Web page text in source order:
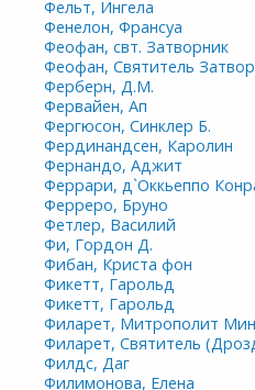
Фельт, Ингела
Фенелон, Франсуа
Феофан, свт. Затворник
Феофан, Святитель
Ферберн, Д.М.
Фервайен, Ап
Фергюсон, Синклер Б.
Фердинандсен, Каролин
Фернандо, Аджит
Феррари, д`Оккьеппо
Ферреро, Бруно
Фетлер, Василий
Фи, Гордон Д.
Фибан, Криста фон
Фикетт, Гарольд
Фикетт, Гарольд
Филарет, Митрополит
Филарет, Святитель
Филдс, Даг
Филимонова, Елена